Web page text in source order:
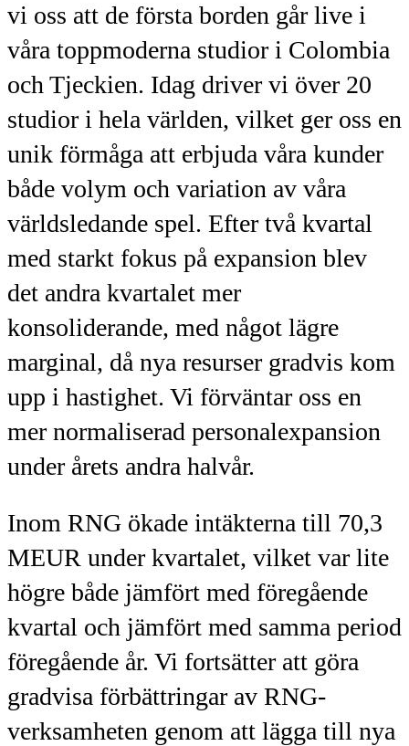
vi oss att de första borden går live i
våra toppmoderna studior i Colombia
och Tjeckien. Idag driver vi över 20
studior i hela världen, vilket ger oss en
unik förmåga att erbjuda våra kunder
både volym och variation av våra
världsledande spel. Efter två kvartal
med starkt fokus på expansion blev
det andra kvartalet mer
konsoliderande, med något lägre
marginal, då nya resurser gradvis kom
upp i hastighet. Vi förväntar oss en
mer normaliserad personalexpansion
under årets andra halvår.
Inom RNG ökade intäkterna till 70,3
MEUR under kvartalet, vilket var lite
högre både jämfört med föregående
kvartal och jämfört med samma period
föregående år. Vi fortsätter att göra
gradvisa förbättringar av RNG-
verksamheten genom att lägga till nya